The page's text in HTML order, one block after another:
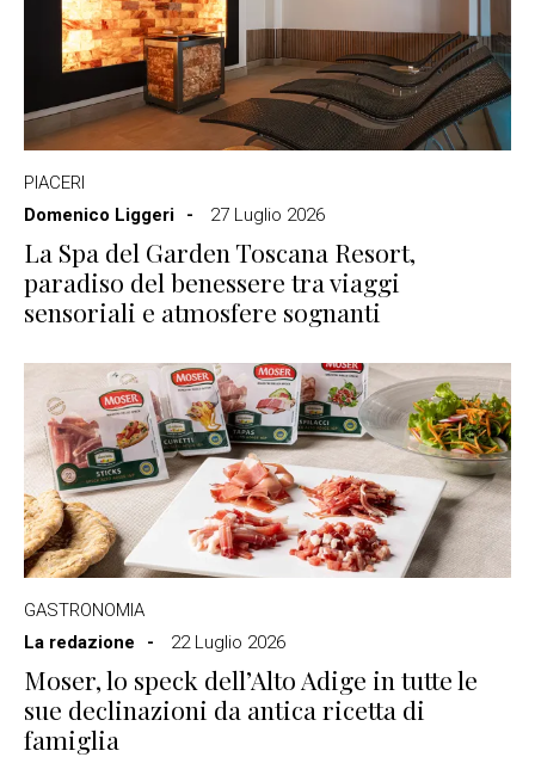
PIACERI
Domenico Liggeri
27 Luglio 2026
La Spa del Garden Toscana Resort,
paradiso del benessere tra viaggi
sensoriali e atmosfere sognanti
GASTRONOMIA
La redazione
22 Luglio 2026
Moser, lo speck dell’Alto Adige in tutte le
sue declinazioni da antica ricetta di
famiglia